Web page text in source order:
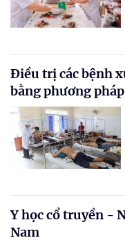
Điều trị các bệnh
bằng phương
Y học cổ truyền -
Nam